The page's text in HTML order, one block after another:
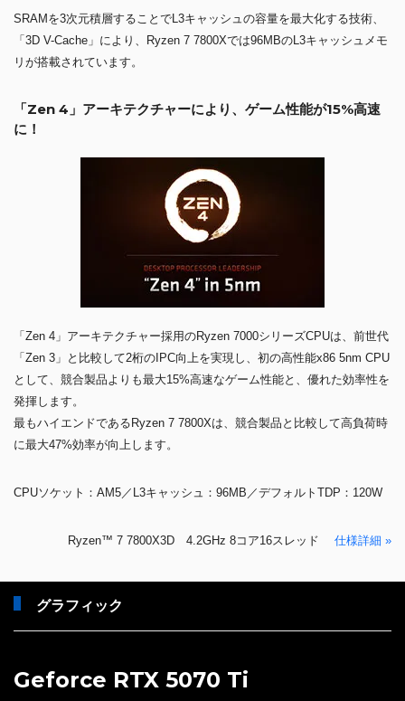
SRAMを3次元積層することでL3キャッシュの容量を最大化する技術、
「3D V-Cache」により、Ryzen 7 7800Xでは96MBのL3キャッシュメモ
リが搭載されています。
「Zen 4」アーキテクチャーにより、ゲーム性能が15%高速
に！
「Zen 4」アーキテクチャー採用のRyzen 7000シリーズCPUは、前世代
「Zen 3」と比較して2桁のIPC向上を実現し、初の高性能x86 5nm CPU
として、競合製品よりも最大15%高速なゲーム性能と、優れた効率性を
発揮します。
最もハイエンドであるRyzen 7 7800Xは、競合製品と比較して高負荷時
に最大47%効率が向上します。
CPUソケット：AM5／L3キャッシュ：96MB／デフォルトTDP：120W
Ryzen™ 7 7800X3D 4.2GHz 8コア16スレッド 仕様詳細 »
グラフィック
Geforce RTX 5070 Ti